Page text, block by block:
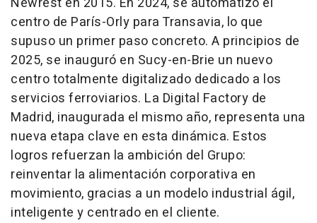
centro de París-Orly para Transavia, lo que
supuso un primer paso concreto. A principios de
2025, se inauguró en Sucy-en-Brie un nuevo
centro totalmente digitalizado dedicado a los
servicios ferroviarios. La Digital Factory de
Madrid, inaugurada el mismo año, representa una
nueva etapa clave en esta dinámica. Estos
logros refuerzan la ambición del Grupo:
reinventar la alimentación corporativa en
movimiento, gracias a un modelo industrial ágil,
inteligente y centrado en el cliente.